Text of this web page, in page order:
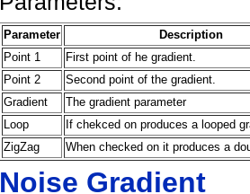
Parameter
Description
Point 1
First point of he gradient.
Point 2
Second point of the gradient.
Gradient
The gradient parameter
Loop
If chekced on produces a looped
ZigZag
When checked on it produces a
Noise Gradient